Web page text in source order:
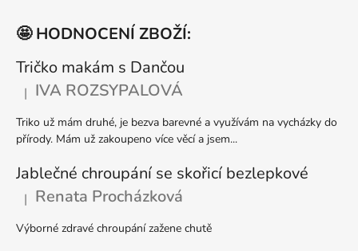
🤩 HODNOCENÍ ZBOŽÍ:
Tričko makám s Dančou
Hodnocení produktu je 5 z 5 hvězdiček.
| IVA ROZSYPALOVÁ
Triko už mám druhé, je bezva barevné a využívám na vycházky do
přírody. Mám už zakoupeno více věcí a jsem...
Jablečné chroupání se skořicí bezlepkové
Hodnocení produktu je 5 z 5 hvězdiček.
| Renata Procházková
Výborné zdravé chroupání zažene chutě